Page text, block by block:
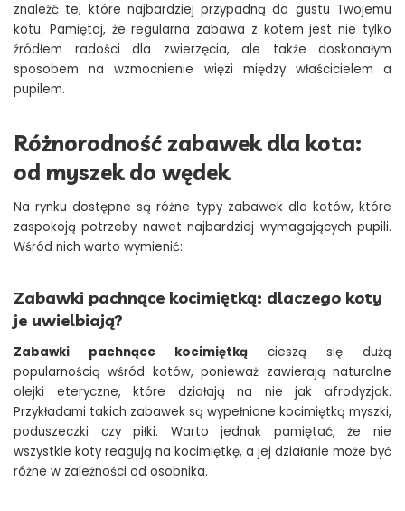
znaleźć te, które najbardziej przypadną do gustu Twojemu
kotu. Pamiętaj, że regularna zabawa z kotem jest nie tylko
źródłem radości dla zwierzęcia, ale także doskonałym
sposobem na wzmocnienie więzi między właścicielem a
pupilem.
Różnorodność zabawek dla kota:
od myszek do wędek
Na rynku dostępne są różne typy zabawek dla kotów, które
zaspokoją potrzeby nawet najbardziej wymagających pupili.
Wśród nich warto wymienić:
Zabawki pachnące kocimiętką: dlaczego koty
je uwielbiają?
Zabawki pachnące kocimiętką cieszą się dużą
popularnością wśród kotów, ponieważ zawierają naturalne
olejki eteryczne, które działają na nie jak afrodyzjak.
Przykładami takich zabawek są wypełnione kocimiętką myszki,
poduszeczki czy piłki. Warto jednak pamiętać, że nie
wszystkie koty reagują na kocimiętkę, a jej działanie może być
różne w zależności od osobnika.